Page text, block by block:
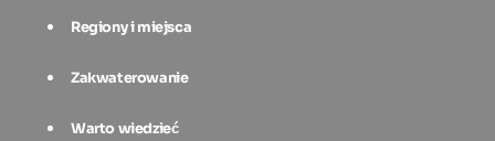
Regiony i miejsca
Zakwaterowanie
Warto wiedzieć